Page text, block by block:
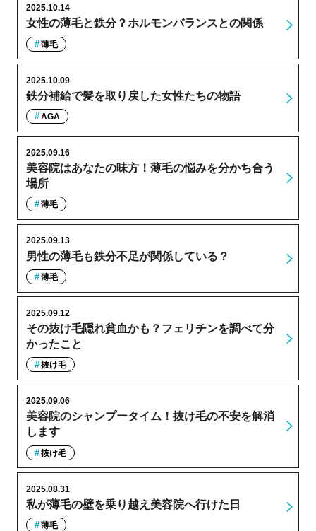
女性の薄毛と鉄分？ホルモンバランスとの関係
2025.10.14
薄毛
鉄分補給で髪を取り戻した女性たちの物語
2025.10.09
AGA
美容院はあなたの味方！薄毛の悩みを分かち合う
場所
2025.09.16
薄毛
男性の薄毛も鉄分不足が関係している？
2025.09.13
薄毛
その抜け毛隠れ貧血かも？フェリチンを調べて分
かったこと
2025.09.12
抜け毛
美容院のシャンプータイム！抜け毛の不安を解消
します
2025.09.06
抜け毛
私が薄毛の壁を乗り越え美容院へ行けた日
2025.08.31
薄毛